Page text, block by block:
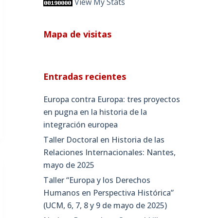
View My Stats
Mapa de visitas
Entradas recientes
Europa contra Europa: tres proyectos
en pugna en la historia de la
integración europea
Taller Doctoral en Historia de las
Relaciones Internacionales: Nantes,
mayo de 2025
Taller “Europa y los Derechos
Humanos en Perspectiva Histórica”
(UCM, 6, 7, 8 y 9 de mayo de 2025)